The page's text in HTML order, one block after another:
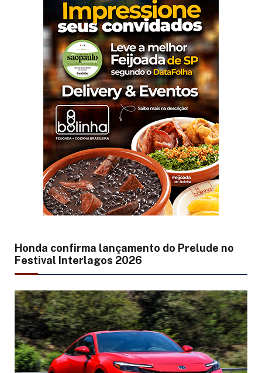
Honda confirma lançamento do Prelude no
Festival Interlagos 2026